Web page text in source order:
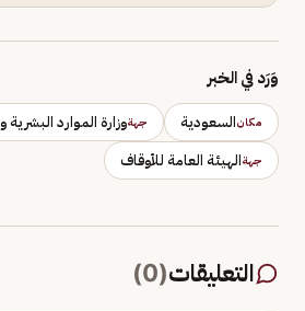
وَرَد في الخبر
مكانالسعودية جهةوزارة الموارد البشرية
جهةالهيئة العامة للأوقاف
التعليقات(
0
)